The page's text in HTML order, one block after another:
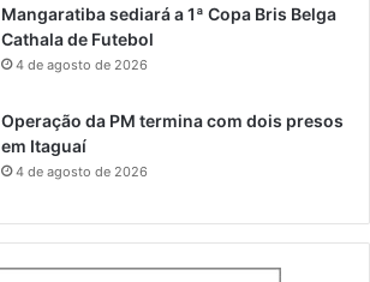
Mangaratiba sediará a 1ª Copa Bris Belga
Cathala de Futebol
4 de agosto de 2026
Operação da PM termina com dois presos
em Itaguaí
4 de agosto de 2026